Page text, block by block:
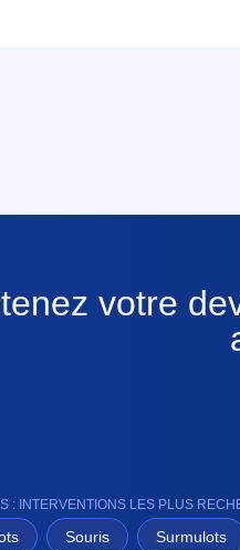
votre
: INTERVENTIONS LES PLUS
Souris Surmulots